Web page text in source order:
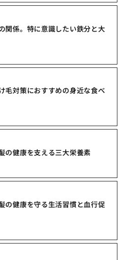
関係。特に意識したい鉄分と大
毛対策におすすめの身近な食べ
の健康を支える三大栄養素
の健康を守る生活習慣と血行促